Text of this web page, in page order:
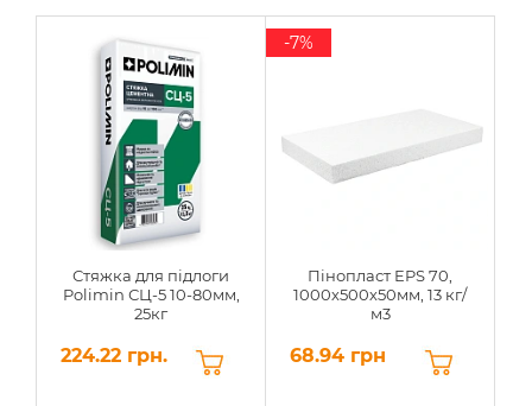
Стяжка для підлоги
Polimin СЦ-5 10-80мм,
25кг
224.22 грн.
Пінопласт EPS 70,
1000х500х50мм, 13 кг/
м3
68.94 грн
-7%